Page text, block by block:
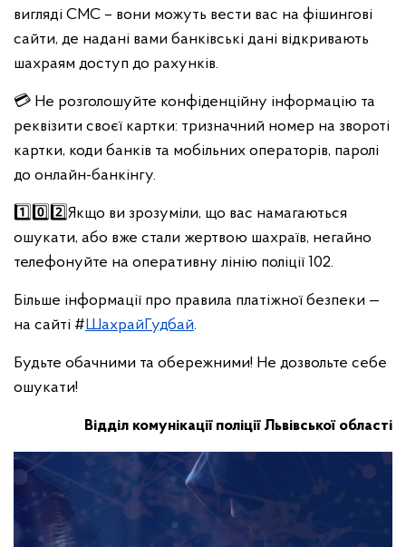
вигляді СМС – вони можуть вести вас на фішингові
сайти, де надані вами банківські дані відкривають
шахраям доступ до рахунків.
💳 Не розголошуйте конфіденційну інформацію та
реквізити своєї картки: тризначний номер на звороті
картки, коди банків та мобільних операторів, паролі
до онлайн-банкінгу.
1️⃣0️⃣2️⃣Якщо ви зрозуміли, що вас намагаються
ошукати, або вже стали жертвою шахраїв, негайно
телефонуйте на оперативну лінію поліції 102.
Більше інформації про правила платіжної безпеки —
на сайті #ШахрайГудбай.
Будьте обачними та обережними! Не дозвольте себе
ошукати!
Відділ комунікації поліції Львівської області